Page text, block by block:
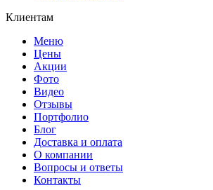
Клиентам
Меню
Цены
Акции
Фото
Видео
Отзывы
Портфолио
Блог
Доставка и оплата
О компании
Вопросы и ответы
Контакты